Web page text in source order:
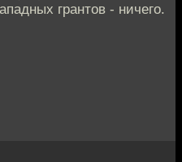
грантов - ничего.